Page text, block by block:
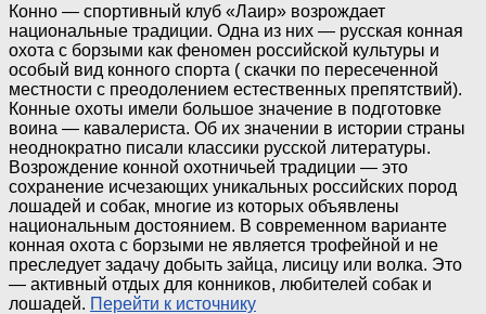
Конно — спортивный клуб «Лаир» возрождает
национальные традиции. Одна из них — русская конная
охота с борзыми как феномен российской культуры и
особый вид конного спорта ( скачки по пересеченной
местности с преодолением естественных препятствий).
Конные охоты имели большое значение в подготовке
воина — кавалериста. Об их значении в истории страны
неоднократно писали классики русской литературы.
Возрождение конной охотничьей традиции — это
сохранение исчезающих уникальных российских пород
лошадей и собак, многие из которых объявлены
национальным достоянием. В современном варианте
конная охота с борзыми не является трофейной и не
преследует задачу добыть зайца, лисицу или волка. Это
— активный отдых для конников, любителей собак и
лошадей. Перейти к источнику